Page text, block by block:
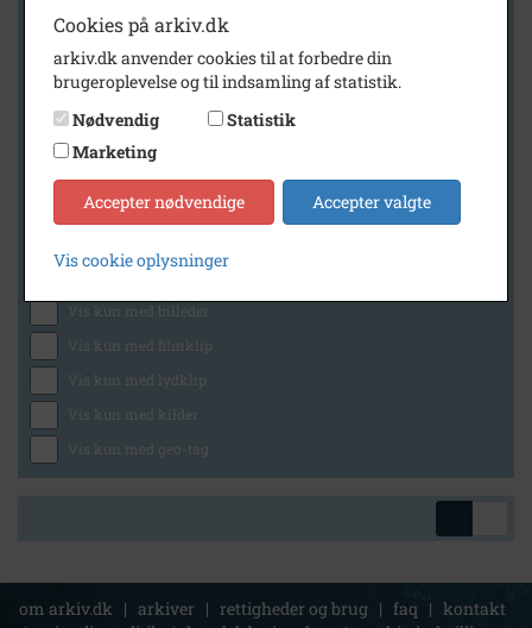
Arkiv
Odsherred Lokalarkiv
Generelt
Vis kun med billeder
Vis kun med filmklip
Vis kun med lydklip
Vis kun med kilder
Vis kun med geo-tag
om arkiv.dk | arkiver | rettigheder og brug | faq | kontakt
Cookies på arkiv.dk
arkiv.dk anvender cookies til at forbedre din
brugeroplevelse og til indsamling af statistik.
Nødvendig
Statistik
Marketing
Accepter nødvendige Accepter valgte
Vis cookie oplysninger